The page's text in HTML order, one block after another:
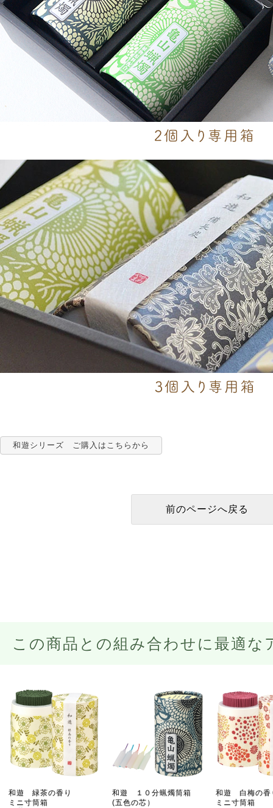
和遊シリーズ ご購入はこちらから
この商品との組み合わせに最適な
和遊 緑茶の香り
ミニ寸筒箱
和遊 １０分蝋燭筒箱
(五色の芯）
和遊 白梅の香
ミニ寸筒箱